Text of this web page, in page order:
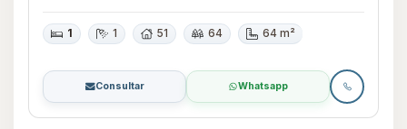
1 1 51 64 64 m²
Consultar Whatsapp